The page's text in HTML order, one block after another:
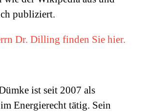
publiziert.
Dr. Dilling finden Sie hier.
ist seit 2007 als
Energierecht tätig. Sein